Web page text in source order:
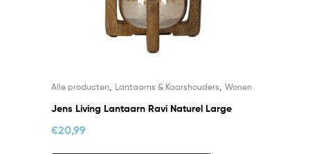
Alle producten Lantaarns & Kaarshouders Wonen
Jens Living Lantaarn Ravi Naturel Large
€20,99